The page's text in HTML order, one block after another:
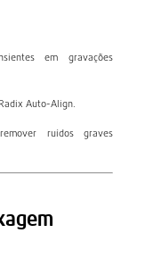
em gravações
Auto-Align.
ruídos graves